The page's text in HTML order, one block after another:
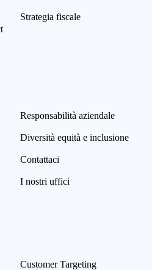
Strategia fiscale
Responsabilità aziendale
Diversità equità e inclusione
Contattaci
I nostri uffici
Customer Targeting